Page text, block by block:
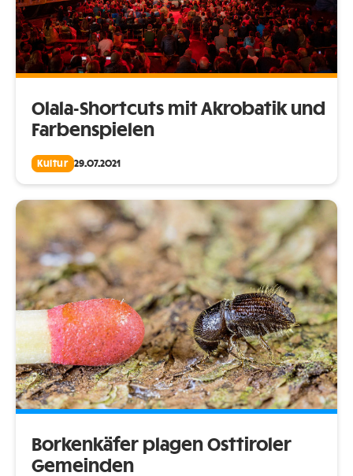
Olala-Shortcuts mit Akrobatik und
Farbenspielen
Kultur 29.07.2021
Borkenkäfer plagen Osttiroler
Gemeinden